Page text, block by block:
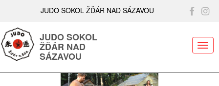
JUDO SOKOL ŽĎÁR NAD SÁZAVOU
JUDO SOKOL
ŽĎÁR NAD
SÁZAVOU